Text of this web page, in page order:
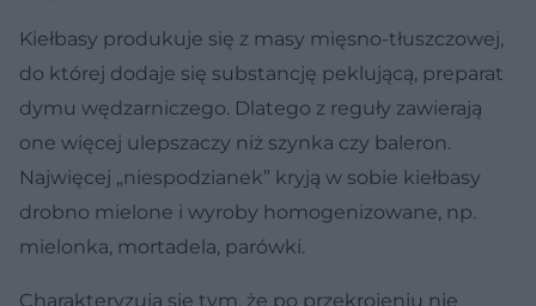
Kiełbasy produkuje się z masy mięsno-tłuszczowej,
do której dodaje się substancję peklującą, preparat
dymu wędzarniczego. Dlatego z reguły zawierają
one więcej ulepszaczy niż szynka czy baleron.
Najwięcej „niespodzianek” kryją w sobie kiełbasy
drobno mielone i wyroby homogenizowane, np.
mielonka, mortadela, parówki.
Charakteryzują się tym, że po przekrojeniu nie